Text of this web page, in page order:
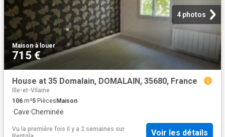
4 photos
Maison·à louer
715 €
House at 35 Domalain, DOMALAIN, 35680, France
Ille-et-Vilaine
106 m²5 Pièces Maison
·Cave·Cheminée
Vu la première fois il y a 2 semaines sur
Voir les détails